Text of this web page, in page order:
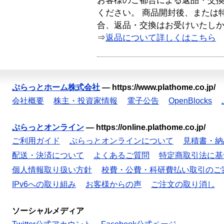
ください。 商品開封後、または
合、返品・交換はお受けいたし
⇒返品について詳しくはこちら
ぷらっとホーム株式会社 — https://www.plathome.co.jp/
会社概要
株主・投資家情報 電子公告 OpenBlocks
ぷらっとオンライン — https://online.plathome.co.jp/
ご利用ガイド
ぷらっとオンラインについて
見積書・
配送・決済について
よくあるご質問
特定商取引法に
個人情報取り扱い方針
校費・公費・科研費払い取引のご
IPv6への取り組み
お客様からの声 ご注文の取り消し
ソーシャルメディア